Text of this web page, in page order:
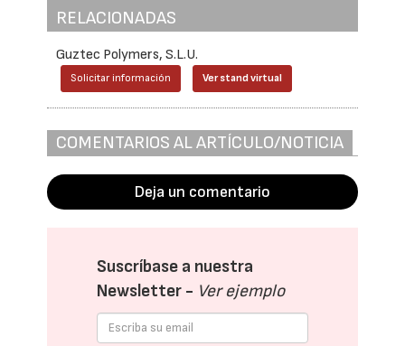
RELACIONADAS
Guztec Polymers, S.L.U.
Solicitar información Ver stand virtual
COMENTARIOS AL ARTÍCULO/NOTICIA
Deja un comentario
Suscríbase a nuestra
Newsletter - Ver ejemplo